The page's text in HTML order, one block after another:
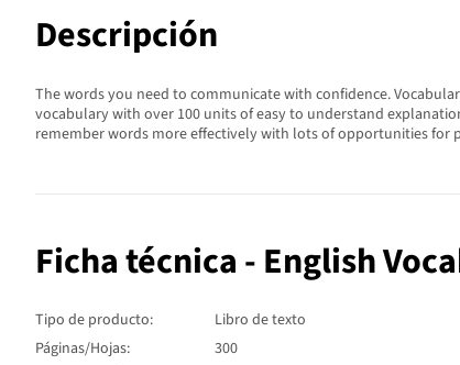
Descripción
The words you need to communicate with confidence.
vocabulary with over 100 units of easy to understand
remember words more effectively with lots of opportunities for
Ficha técnica - English
Tipo de producto:
Libro de texto
Páginas/Hojas:
300